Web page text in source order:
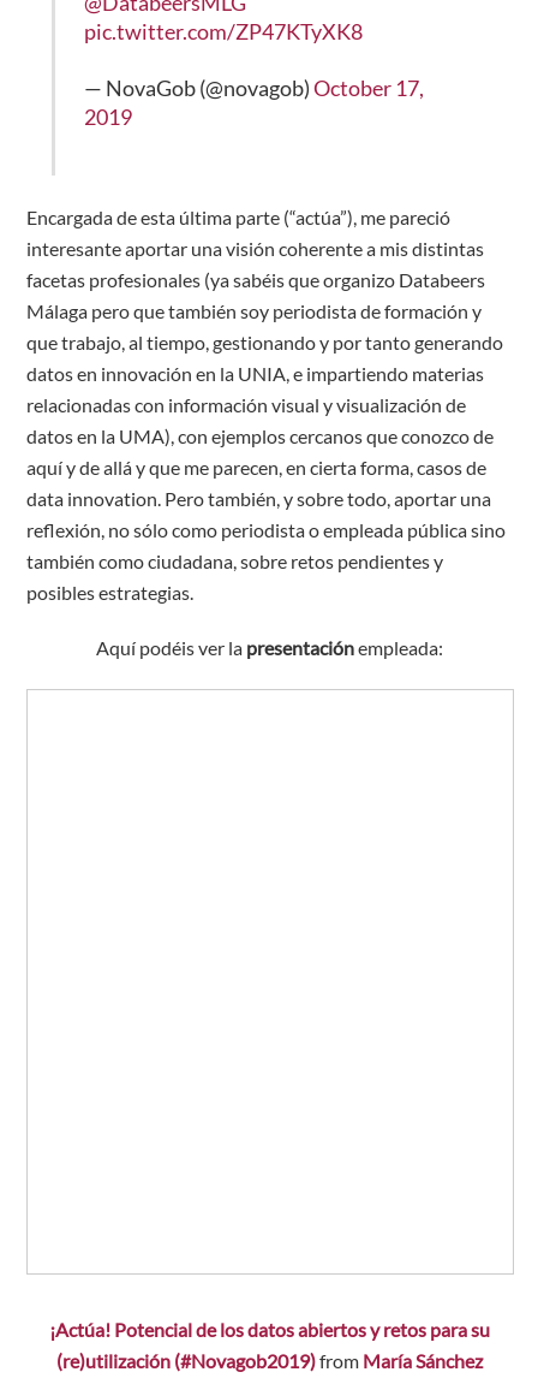
pic.twitter.com/ZP47KTyXK8
— NovaGob (@novagob)October 17,
2019
Encargada de esta última parte (“actúa”), me pareció
interesante aportar una visión coherente a mis distintas
facetas profesionales (ya sabéis que organizo Databeers
Málaga pero que también soy periodista de formación y
que trabajo, al tiempo, gestionando y por tanto generando
datos en innovación en la UNIA, e impartiendo materias
relacionadas con información visual y visualización de
datos en la UMA), con ejemplos cercanos que conozco de
aquí y de allá y que me parecen, en cierta forma, casos de
data innovation. Pero también, y sobre todo, aportar una
reflexión, no sólo como periodista o empleada pública sino
también como ciudadana, sobre retos pendientes y
posibles estrategias.
Aquí podéis ver la presentaciónempleada:
¡Actúa! Potencial de los datos abiertos y retos para su
(re)utilización (#Novagob2019)from María Sánchez